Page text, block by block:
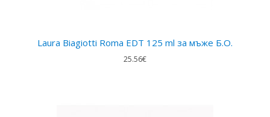
Laura Biagiotti Roma EDT 125 ml за мъже Б.О.
25.56€